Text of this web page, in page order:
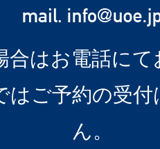
はお電話にて
はご予約の受
ん。